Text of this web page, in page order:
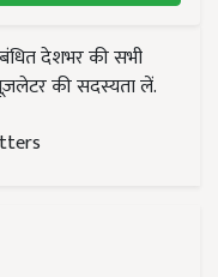
देशभर की सभी
की सदस्यता लें.